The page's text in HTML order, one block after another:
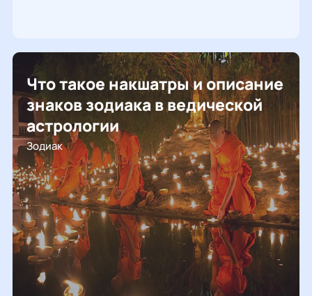
Что такое накшатры и описание
знаков зодиака в ведической
астрологии
Зодиак